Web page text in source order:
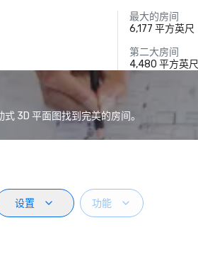
最大的房间
6,177 平方英尺
第二大房间
4,480 平方英尺
3D 平面图找到完美的房间。
设置
功能